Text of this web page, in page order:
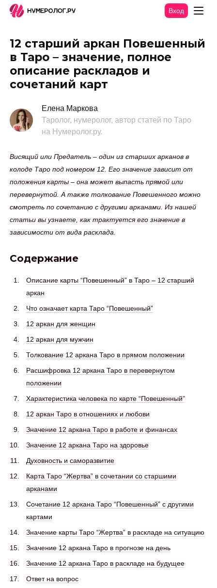
Вход
12 старший аркан Повешенный
в Таро – значение, полное
описание раскладов и
сочетаний карт
Елена Маркова
Таролог, нумеролог, автор статей по Таро
на Нумеролог.ру.
Висящий или Предатель – один из старших арканов в
колоде Таро под номером 12. Его значение зависит от
положения карты – она может выпасть прямой или
перевернутой. А также толкование Повешенного можно
смотреть по сочетанию с другими арканами. Из нашей
статьи вы узнаете, как трактуется его значение в
зависимости от вида расклада.
Содержание
Описание карты “Повешенный” в Таро – 12 старший
аркан
Что означает карта Таро “Повешенный”
12 аркан для женщин
12 аркан для мужчин
Толкование 12 аркана Таро в прямом положении
Расшифровка 12 аркана Таро в перевернутом
положении
Характеристика человека по карте “Повешенный”
12 аркан Таро в отношениях и любови
Значение 12 аркана Таро в работе и финансах
Значение 12 аркана Таро на здоровье
Духовность и саморазвитие
Карта Таро “Жертва” в сочетании со старшими
арканами
Сочетание 12 аркана Таро “Повешенный” с другими
картами
Значение карты Таро “Жертва” в раскладе на ситуацию
Значение 12 аркана Таро в прогнозе на день
Значение 12 аркана Таро в раскладе на будущее
Ответ на вопрос